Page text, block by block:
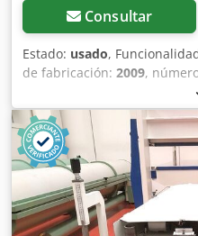
Consultar
Estado: usado,
de fabricación: 2009,
Línea de producción usada
arcilla expandida). La línea
bloques de hormigón
2023-08, la línea ya no está
conservado. Línea de
pequeños (con vibro, con
Transportador de
de pesaje. - Tolva de